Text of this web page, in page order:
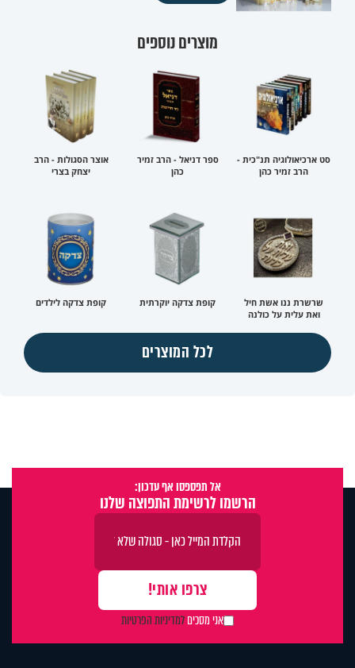
מוצרים נוספים
סט ארכיאולוגיה תנ"כית -
הרב זמיר כהן
ספר דניאל - הרב זמיר
כהן
אוצר הסגולות - הרב
יצחק בצרי
שרשרת ננו אשת חיל
ואת עלית על כולנה
קופת צדקה יוקרתית קופת צדקה לילדים
לכל המוצרים
אל תפספסו אף עדכון:
הרשמו לרשימת התפוצה שלנו
אני מסכיםלמדיניות הפרטיות